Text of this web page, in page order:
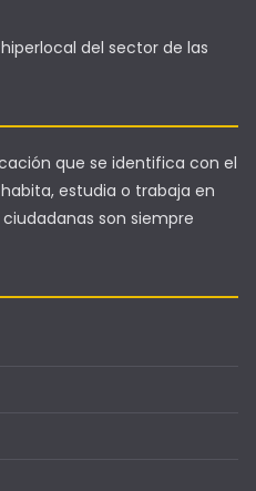
del sector de las
que se identifica con el
estudia o trabaja en
son siempre